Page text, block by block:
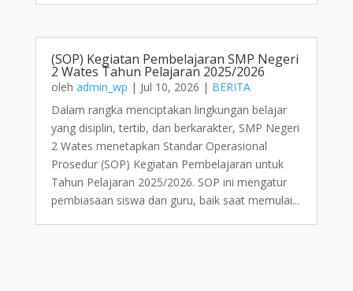
(SOP) Kegiatan Pembelajaran SMP Negeri
2 Wates Tahun Pelajaran 2025/2026
oleh admin_wp | Jul 10, 2026 | BERITA
Dalam rangka menciptakan lingkungan belajar
yang disiplin, tertib, dan berkarakter, SMP Negeri
2 Wates menetapkan Standar Operasional
Prosedur (SOP) Kegiatan Pembelajaran untuk
Tahun Pelajaran 2025/2026. SOP ini mengatur
pembiasaan siswa dan guru, baik saat memulai...